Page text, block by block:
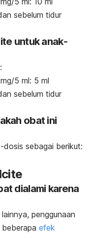
sebelum tidur
untuk anak-
5 ml: 5 ml
sebelum tidur
obat ini
sebagai berikut:
dialami karena
penggunaan
efek